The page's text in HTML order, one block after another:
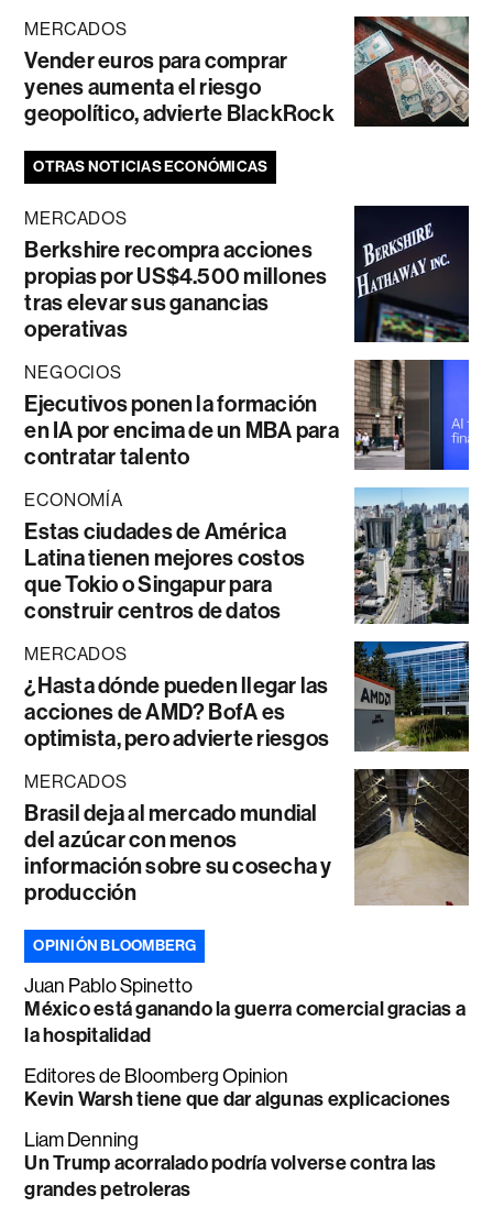
MERCADOS
Vender euros para comprar
yenes aumenta el riesgo
geopolítico, advierte BlackRock
OTRAS NOTICIAS ECONÓMICAS
MERCADOS
Berkshire recompra acciones
propias por US$4.500 millones
tras elevar sus ganancias
operativas
NEGOCIOS
Ejecutivos ponen la formación
en IA por encima de un MBA para
contratar talento
ECONOMÍA
Estas ciudades de América
Latina tienen mejores costos
que Tokio o Singapur para
construir centros de datos
MERCADOS
¿Hasta dónde pueden llegar las
acciones de AMD? BofA es
optimista, pero advierte riesgos
MERCADOS
Brasil deja al mercado mundial
del azúcar con menos
información sobre su cosecha y
producción
OPINIÓN BLOOMBERG
Juan Pablo Spinetto
México está ganando la guerra comercial gracias a
la hospitalidad
Editores de Bloomberg Opinion
Kevin Warsh tiene que dar algunas explicaciones
Liam Denning
Un Trump acorralado podría volverse contra las
grandes petroleras